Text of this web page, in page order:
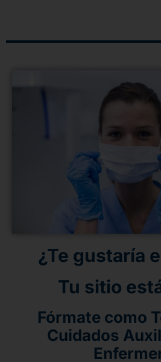
¿Te gustaría
Tu sitio
Fórmate como
Cuidados